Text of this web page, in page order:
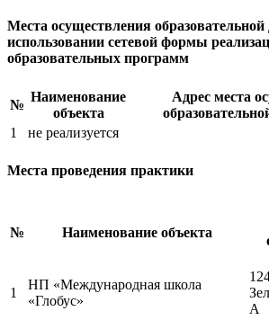
Места осуществления образовательной
использовании сетевой формы
образовательных программ
№
Наименование
объекта
Адрес места
1
не реализуется
Места проведения практики
№ Наименование объекта
1
НП «Международная школа
«Глобус»
А